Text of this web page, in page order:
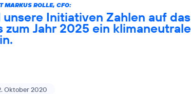
MARKUS ROLLE, CFO:
unsere Initiativen Zahlen auf
zum Jahr 2025 ein
Oktober 2020